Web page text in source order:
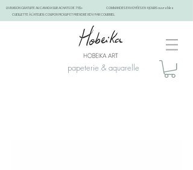
LIVRAISON GRATUITE AU CANADA SUR ACHATS DE 75$+
COMMANDES ENVOYÉES EN 4 JOURS ouvrables
CUEILLETTE À L'ATELIER: COUPON PICKUP ET PRENDRE RDV PAR COURRIEL
papeterie & aquarelle